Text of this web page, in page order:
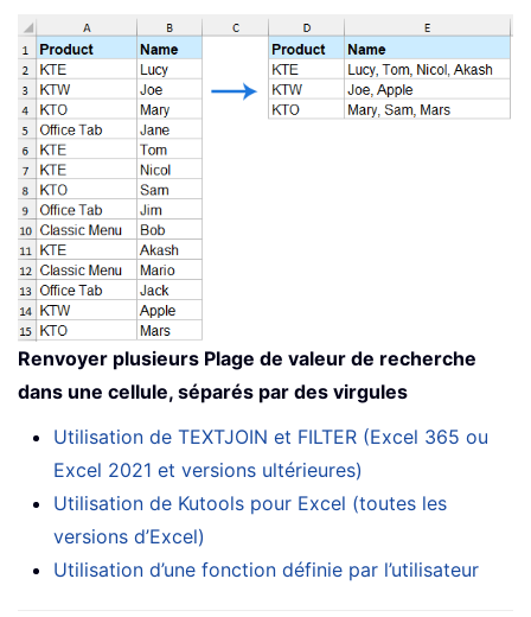
Renvoyer plusieurs Plage de valeur de recherche
dans une cellule, séparés par des virgules
Utilisation de TEXTJOIN et FILTER (Excel 365 ou
Excel 2021 et versions ultérieures)
Utilisation de Kutools pour Excel (toutes les
versions d’Excel)
Utilisation d’une fonction définie par l’utilisateur